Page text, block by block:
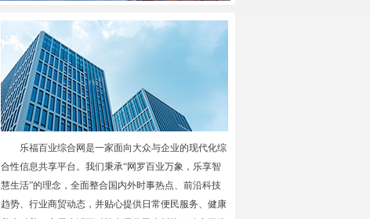
乐福百业综合网是一家面向大众与企业的现代化综
合性信息共享平台。我们秉承“网罗百业万象，乐享智
慧生活”的理念，全面整合国内外时事热点、前沿科技
趋势、行业商贸动态，并贴心提供日常便民服务、健康